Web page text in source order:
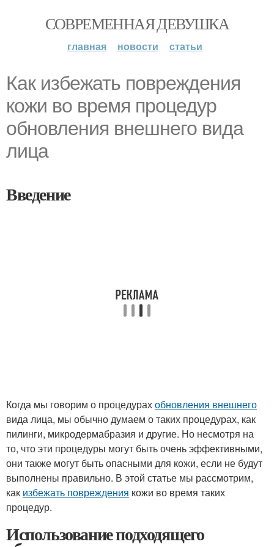
СОВРЕМЕННАЯ ДЕВУШКА
главная новости статьи
Как избежать повреждения
кожи во время процедур
обновления внешнего вида
лица
Введение
Когда мы говорим о процедурахобновления внешнего
вида лица, мы обычно думаем о таких процедурах, как
пилинги, микродермабразия и другие. Но несмотря на
то, что эти процедуры могут быть очень эффективными,
они также могут быть опасными для кожи, если не будут
выполнены правильно. В этой статье мы рассмотрим,
как избежать повреждения кожи во время таких
процедур.
Использование подходящего